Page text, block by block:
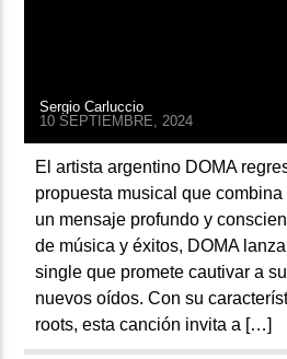
Sergio Carluccio
10 SEPTIEMBRE, 2024
El artista argentino DOMA
propuesta musical que
un mensaje profundo y
de música y éxitos, DOMA
single que promete cautivar a
nuevos oídos. Con su
roots, esta canción invita a […]